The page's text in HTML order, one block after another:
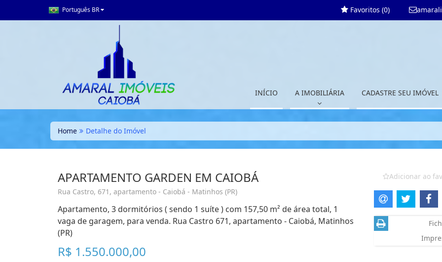
Português BR Favoritos (0)
INÍCIO A IMOBILIÁRIA CADASTRE SEU IMÓVEL
Home Detalhe do Imóvel
APARTAMENTO GARDEN EM CAIOBÁ
Rua Castro, 671, apartamento - Caiobá - Matinhos (PR)
Apartamento, 3 dormitórios ( sendo 1 suíte ) com 157,50 m² de área total, 1
vaga de garagem, para venda. Rua Castro 671, apartamento - Caiobá, Matinhos
(PR)
R$ 1.550.000,00
Adicionar ao